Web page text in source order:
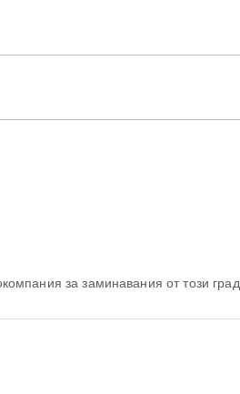
за заминавания от този град.